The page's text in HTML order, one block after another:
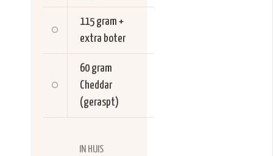
115 gram +
extra boter
60 gram
Cheddar
(geraspt)
IN HUIS